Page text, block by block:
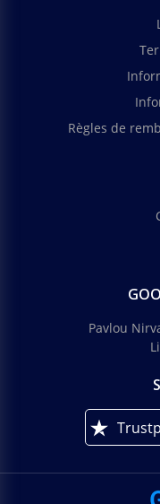
Règles de
Pavlou